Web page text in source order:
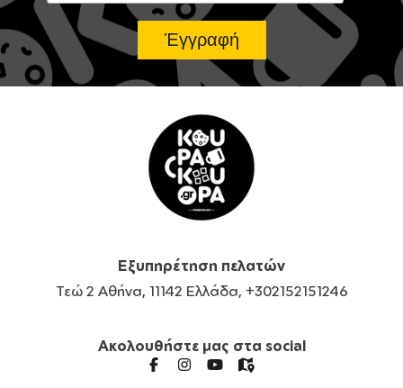
Εξυπηρέτηση πελατών
Τεώ 2 Αθήνα, 11142 Ελλάδα, +302152151246
Ακολουθήστε μας στα social